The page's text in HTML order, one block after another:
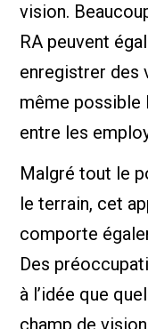
vision.
RA peuvent
enregistrer des
même possible
entre les
Malgré tout le
le terrain, cet
comporte
Des
à l’idée que